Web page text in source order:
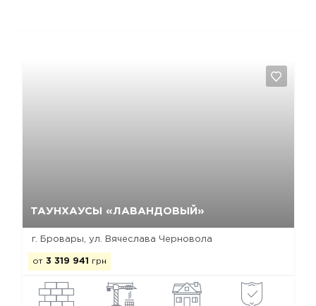
ТАУНХАУСЫ «ЛАВАНДОВЫЙ»
г. Бровары, ул. Вячеслава Черновола
от 3 319 941 грн